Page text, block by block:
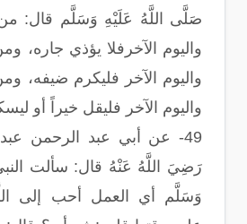
صَلَّى اللَّهُ عَلَيْهِ وَسَلَّم قال:
واليوم الآخرفلا يؤذي جاره،
واليوم الآخر فليكرم ضيفه،
واليوم الآخر فليقل خيراً أو
49- عن أبي عبد الرحمن
رَضِيَ اللَّهُ عَنْهُ قال: سألت
وَسَلَّم أي العمل أحب إلى